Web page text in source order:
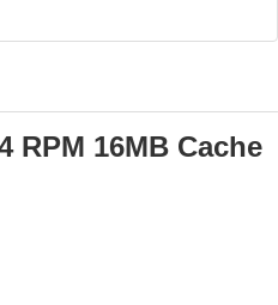
RPM 16MB Cache